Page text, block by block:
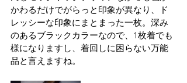
かわるだけでがらっと印象が異なり、ド
レッシーな印象にまとまった一枚。深み
のあるブラックカラーなので、1枚着でも
様になりますし、着回しに困らない万能
品と言えますね。